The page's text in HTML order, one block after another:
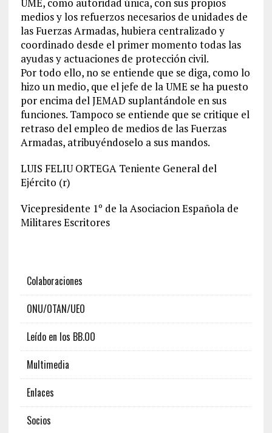
UME, como autoridad única, con sus propios
medios y los refuerzos necesarios de unidades de
las Fuerzas Armadas, hubiera centralizado y
coordinado desde el primer momento todas las
ayudas y actuaciones de protección civil.
Por todo ello, no se entiende que se diga, como lo
hizo un medio, que el jefe de la UME se ha puesto
por encima del JEMAD suplantándole en sus
funciones. Tampoco se entiende que se critique el
retraso del empleo de medios de las Fuerzas
Armadas, atribuyéndoselo a sus mandos.
LUIS FELIU ORTEGA Teniente General del
Ejército (r)
Vicepresidente 1º de la Asociacion Española de
Militares Escritores
Colaboraciones
ONU/OTAN/UEO
Leído en los BB.OO
Multimedia
Enlaces
Socios